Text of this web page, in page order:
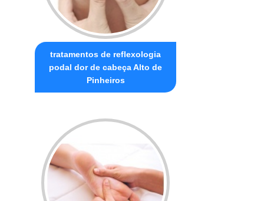
tratamentos de reflexologia
podal dor de cabeça Alto de
Pinheiros